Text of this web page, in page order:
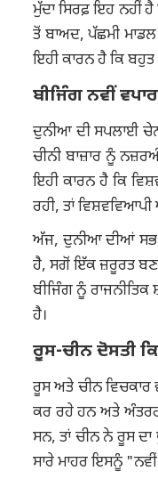
ਮੁੱਦਾ ਸਿਰਫ਼ ਇਹ ਨਹੀਂ
ਤੋਂ ਬਾਅਦ, ਪੱਛਮੀ
ਇਹੀ ਕਾਰਨ ਹੈ ਕਿ
ਬੀਜਿੰਗ ਨਵੀਂ
ਦੁਨੀਆ ਦੀ ਸਪਲਾਈ
ਚੀਨੀ ਬਾਜ਼ਾਰ ਨੂੰ
ਇਹੀ ਕਾਰਨ ਹੈ ਕਿ
ਰਹੀ, ਤਾਂ
ਅੱਜ, ਦੁਨੀਆ ਦੀਆਂ ਸਭ
ਹੈ, ਸਗੋਂ ਇੱਕ ਜ਼ਰੂਰਤ ਬਣ
ਬੀਜਿੰਗ ਨੂੰ
ਹੈ।
ਰੂਸ-ਚੀਨ ਦੋਸਤੀ
ਰੂਸ ਅਤੇ ਚੀਨ
ਕਰ ਰਹੇ ਹਨ ਅਤੇ
ਸਨ, ਤਾਂ ਚੀਨ ਨੇ ਰੂਸ
ਸਾਰੇ ਮਾਹਰ ਇਸਨੂੰ